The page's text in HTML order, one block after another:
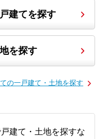
建てを探す
を探す
の一戸建て・土地を探す
建て・土地を探すな